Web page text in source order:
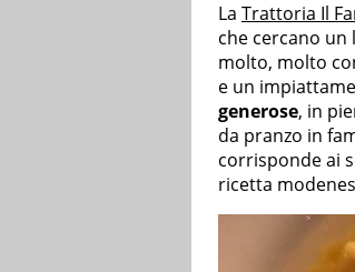
La Trattoria Il
che cercano
molto, molto
e un
generose, in
da pranzo in
corrisponde ai
ricetta